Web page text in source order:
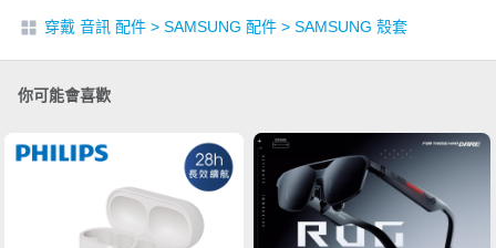
穿戴 音訊 配件 > SAMSUNG 配件 > SAMSUNG 殼套
你可能會喜歡